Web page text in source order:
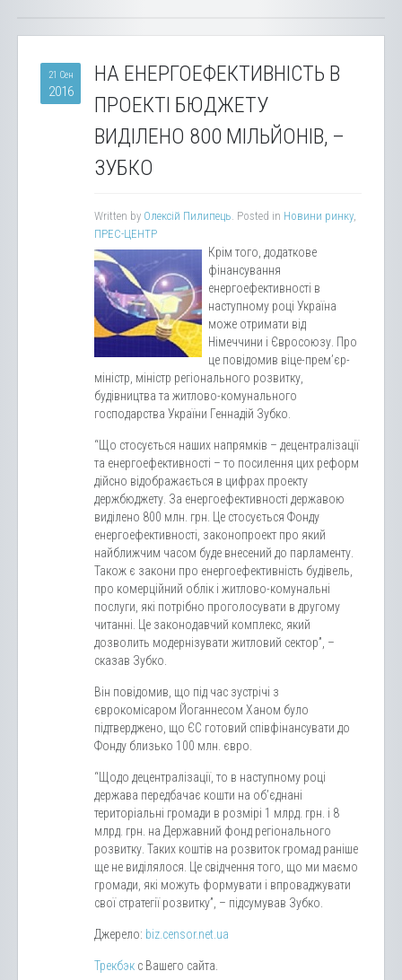
21 Сен
2016
НА ЕНЕРГОЕФЕКТИВНІСТЬ В
ПРОЕКТІ БЮДЖЕТУ
ВИДІЛЕНО 800 МІЛЬЙОНІВ, –
ЗУБКО
Written by Олексій Пилипець. Posted in Новини ринку,
ПРЕС-ЦЕНТР
Крім того, додаткове
фінансування
енергоефективності в
наступному році Україна
може отримати від
Німеччини і Євросоюзу. Про
це повідомив віце-прем’єр-
міністр, міністр регіонального розвитку,
будівництва та житлово-комунального
господарства України Геннадій Зубко.
“Що стосується наших напрямків – децентралізації
та енергоефективності – то посилення цих реформ
дійсно відображається в цифрах проекту
держбюджету. За енергоефективності державою
виділено 800 млн. грн. Це стосується Фонду
енергоефективності, законопроект про який
найближчим часом буде внесений до парламенту.
Також є закони про енергоефективність будівель,
про комерційний облік і житлово-комунальні
послуги, які потрібно проголосувати в другому
читанні. Це законодавчий комплекс, який
дозволить модернізувати житловий сектор”, –
сказав Зубко.
Він повідомив, що під час зустрічі з
єврокомісаром Йоганнесом Ханом було
підтверджено, що ЄС готовий співфінансувати до
Фонду близько 100 млн. євро.
“Щодо децентралізації, то в наступному році
держава передбачає кошти на об’єднані
територіальні громади в розмірі 1 млрд. грн. і 8
млрд. грн. на Державний фонд регіонального
розвитку. Таких коштів на розвиток громад раніше
ще не виділялося. Це свідчення того, що ми маємо
громади, які можуть формувати і впроваджувати
свої стратегії розвитку”, – підсумував Зубко.
Джерело: biz.censor.net.ua
Трекбэк с Вашего сайта.